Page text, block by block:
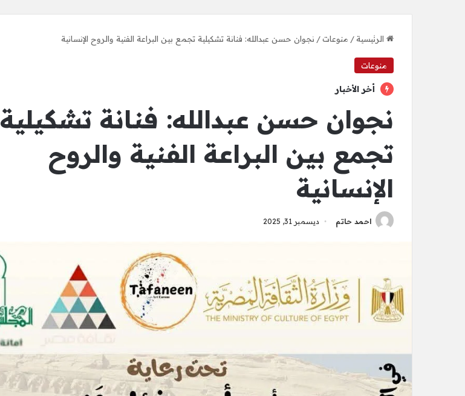
الرئيسية/ منوعات/ نجوان حسن عبدالله: فنانة تشكيلية تجمع بين البراعة الفنية والروح الإنسانية
منوعات
أخر الأخبار
نجوان حسن عبدالله: فنانة تشكيلية
تجمع بين البراعة الفنية والروح
الإنسانية
احمد حاتم ديسمبر 31, 2025